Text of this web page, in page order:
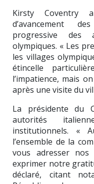
Kirsty Coventry
d’avancement
progressive des
olympiques. « Les
les villages
étincelle
l’impatience, mais
après une visite du
La présidente du
autorités
institutionnels. «
l’ensemble de la
vous adresser nos
exprimer notre
déclaré, citant